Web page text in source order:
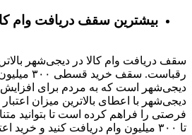
بیشترین سقف دریافت وام
سقف دریافت وام کالا در دیجی‌شهر
رقباست. سقف
دیجی‌شهر است که به مردم برای
دیجی‌شهر با اعطای بالاترین میزان اعتبار
فرصتی را فراهم کرده است تا بتوانید
تا ۳۰۰ میلیون وام دریافت کنید و خرید اعتباری خود را انجام دهید.